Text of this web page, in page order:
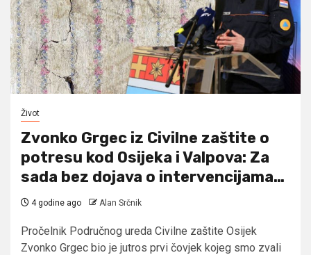
Život
Zvonko Grgec iz Civilne zaštite o
potresu kod Osijeka i Valpova: Za
sada bez dojava o intervencijama…
4 godine ago Alan Srčnik
Pročelnik Područnog ureda Civilne zaštite Osijek
Zvonko Grgec bio je jutros prvi čovjek kojeg smo zvali